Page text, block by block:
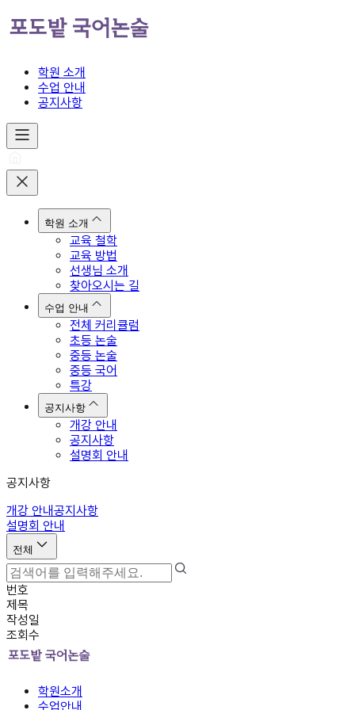
학원 소개
수업 안내
공지사항
학원 소개
교육 철학
교육 방법
선생님 소개
찾아오시는 길
수업 안내
전체 커리큘럼
초등 논술
중등 논술
중등 국어
특강
공지사항
개강 안내
공지사항
설명회 안내
공지사항
개강 안내공지사항
설명회 안내
전체
번호
제목
작성일
조회수
학원소개
수업안내